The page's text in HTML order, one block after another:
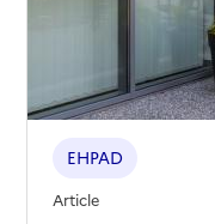
Source des données :
EHPAD Au fil de
EHPAD
Article